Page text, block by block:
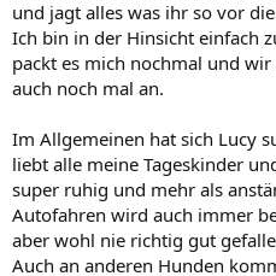
und jagt alles was ihr so vor
Ich bin in der Hinsicht einfach
packt es mich nochmal und
auch noch mal an.
Im Allgemeinen hat sich Lucy
liebt alle meine Tageskinder
super ruhig und mehr als
Autofahren wird auch immer
aber wohl nie richtig gut
Auch an anderen Hunden